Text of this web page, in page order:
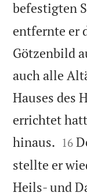
befestigten
entfernte er
Götzenbild
auch alle
Hauses des
errichtet
hinaus. 

16
stellte er
Heils- und